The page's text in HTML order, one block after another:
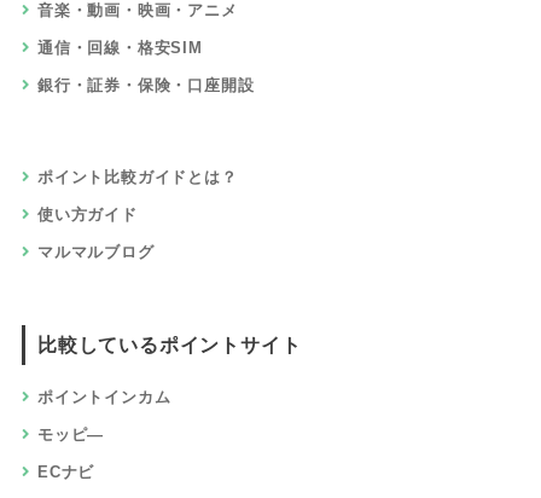
音楽・動画・映画・アニメ
通信・回線・格安SIM
銀行・証券・保険・口座開設
ポイント比較ガイドとは？
使い方ガイド
マルマルブログ
比較しているポイントサイト
ポイントインカム
モッピ―
ECナビ